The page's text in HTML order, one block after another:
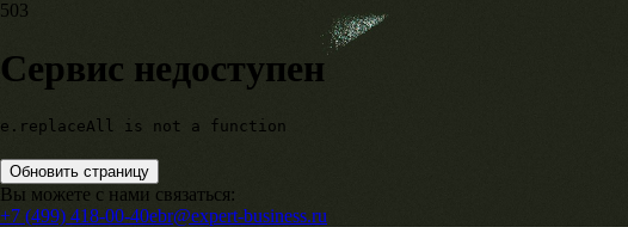
503
Сервис недоступен
e.replaceAll is not a function
Обновить страницу
Вы можете с нами связаться:
+7 (499) 418-00-40ebr@expert-business.ru